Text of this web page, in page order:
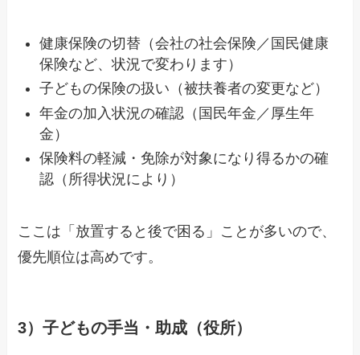
健康保険の切替（会社の社会保険／国民健康
保険など、状況で変わります）
子どもの保険の扱い（被扶養者の変更など）
年金の加入状況の確認（国民年金／厚生年
金）
保険料の軽減・免除が対象になり得るかの確
認（所得状況により）
ここは「放置すると後で困る」ことが多いので、
優先順位は高めです。
3）子どもの手当・助成（役所）